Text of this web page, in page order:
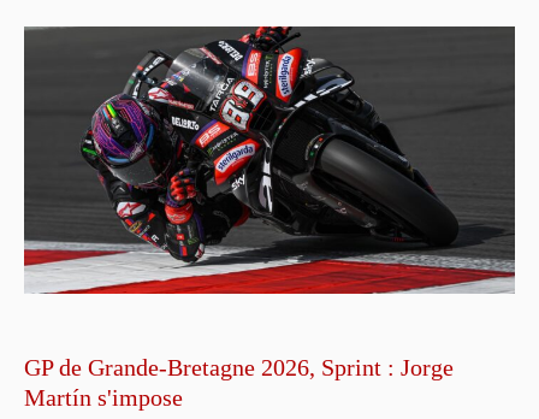
GP de Grande-Bretagne 2026, Sprint : Jorge
Martín s'impose